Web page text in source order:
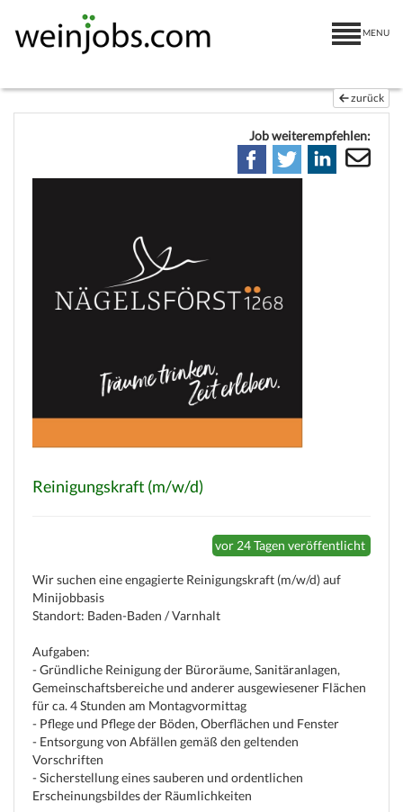
MENU
zurück
Job weiterempfehlen:
Reinigungskraft (m/w/d)
vor 24 Tagen veröffentlicht
Wir suchen eine engagierte Reinigungskraft (m/w/d) auf
Minijobbasis
Standort: Baden-Baden / Varnhalt
Aufgaben:
- Gründliche Reinigung der Büroräume, Sanitäranlagen,
Gemeinschaftsbereiche und anderer ausgewiesener Flächen
für ca. 4 Stunden am Montagvormittag
- Pflege und Pflege der Böden, Oberflächen und Fenster
- Entsorgung von Abfällen gemäß den geltenden
Vorschriften
- Sicherstellung eines sauberen und ordentlichen
Erscheinungsbildes der Räumlichkeiten